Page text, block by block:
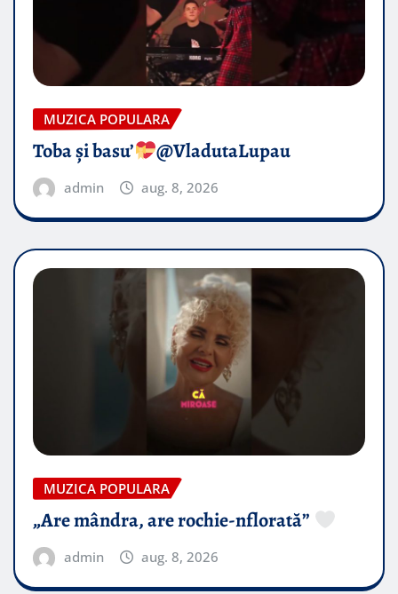
MUZICA POPULARA
Toba și basu’ @VladutaLupau
admin aug. 8, 2026
MUZICA POPULARA
„Are mândra, are rochie-nflorată”
admin aug. 8, 2026